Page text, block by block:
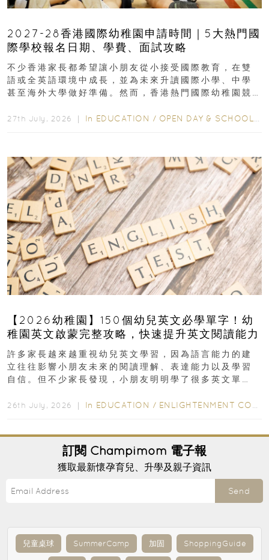
2027-28香港國際幼稚園申請時間｜5大熱門國
際學校報名日期、學費、面試攻略
不少香港家長都希望讓小朋友從小接受國際教育，在雙
語或全英語環境中成長，並為未來升讀國際小學、中學
甚至海外大學做好準備。然而，香港熱門國際幼稚園競
27th July, 2026 ｜ In EDUCATION / OPEN DAY & SCHOOL EVENTS
【2026幼稚園】150個幼兒英文必學單字！幼
稚園英文啟蒙完整攻略，快速提升英文閱讀能力
許多家長越來越重視幼兒英文學習，因為語言能力的建
立往往影響小朋友未來的閱讀理解、表達能力以及學習
自信。但不少家長發現，小朋友明明學了很多英文單
26th July, 2026 ｜ In EDUCATION / ENLIGHTENMENT CORNER
訂閱 Champimom 電子報
獲取最新懷孕育兒、升學及親子資訊
Send
兒童桌球 SummerCamp 加固 ShoppingGuide